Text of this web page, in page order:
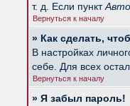
т. д. Если пункт
Вернуться к началу
» Как сделать,
В настройках
себе. Для всех
Вернуться к началу
» Я забыл пароль!